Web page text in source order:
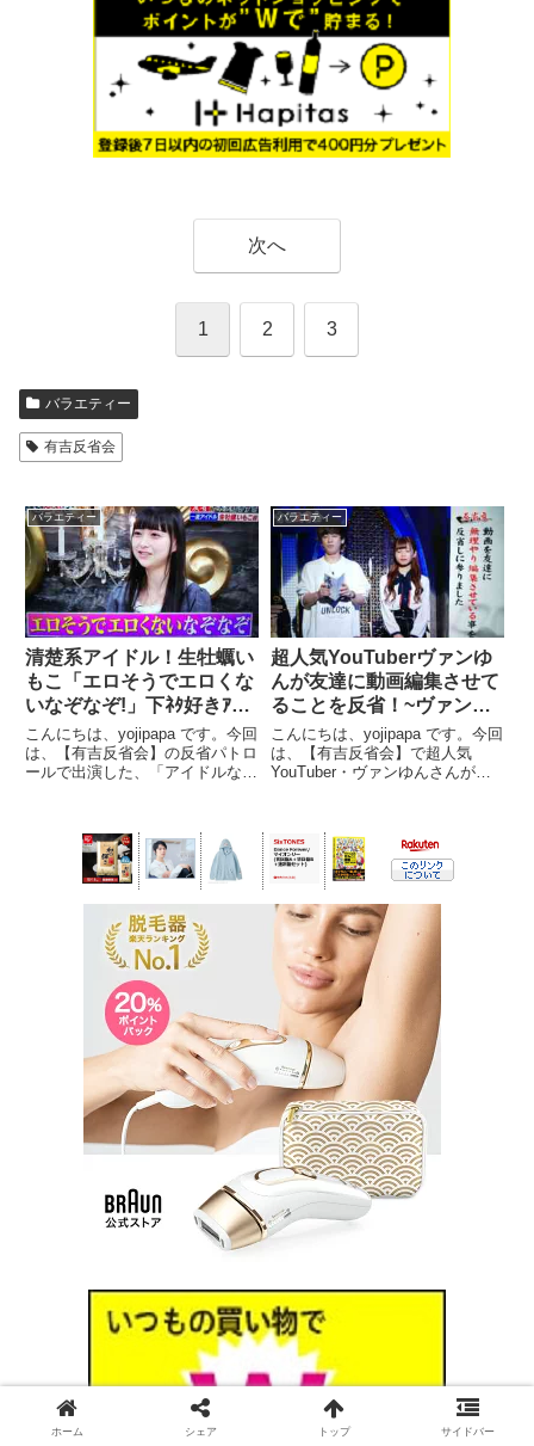
次へ
1 2 3
バラエティー
有吉反省会
バラエティー
清楚系アイドル！生牡蠣い
もこ「エロそうでエロくな
いなぞなぞ!」下ﾈﾀ好きｱｲ
ﾄﾞﾙ生牡蠣いもこ「エロく
ないなぞなぞ 」有吉反省
会
こんにちは、yojipapa です。今回
は、【有吉反省会】の反省パトロ
ールで出演した、「アイドルなの
伝えします。番組名有吉反省会
人気YouTuber…動画を友達に編
集させる＆何で...
バラエティー
超人気YouTuberヴァンゆ
んが友達に動画編集させて
ることを反省！~ヴァンゆ
んのお金事情･月収は高級
外車2.3台分~【有吉反省
会】
こんにちは、yojipapa です。今回
は、【有吉反省会】で超人気
YouTuber・ヴァンゆんさんが、
す。番組名有吉反省会 人気
YouTuber…動画を友達に編集さ
せる＆何でも下ネ...
ホーム シェア トップ サイドバー